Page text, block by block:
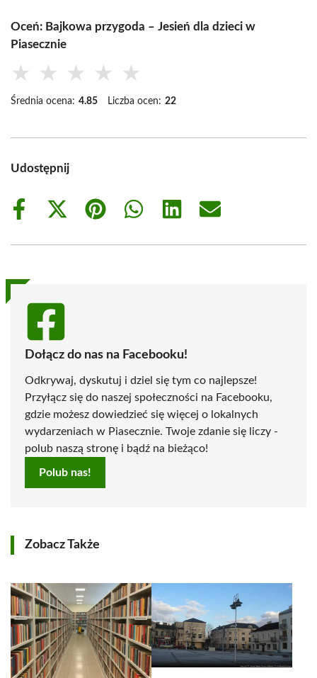
Oceń: Bajkowa przygoda – Jesień dla dzieci w
Piasecznie
★ ★ ★ ★ ★
Średnia ocena: 4.85 Liczba ocen: 22
Udostępnij
Share
Share
(Twitter)
Share
Share
Share
Share
Dołącz do nas na Facebooku!
Odkrywaj, dyskutuj i dziel się tym co najlepsze!
Przyłącz się do naszej społeczności na Facebooku,
gdzie możesz dowiedzieć się więcej o lokalnych
wydarzeniach w Piasecznie. Twoje zdanie się liczy -
polub naszą stronę i bądź na bieżąco!
Polub nas!
Zobacz Także